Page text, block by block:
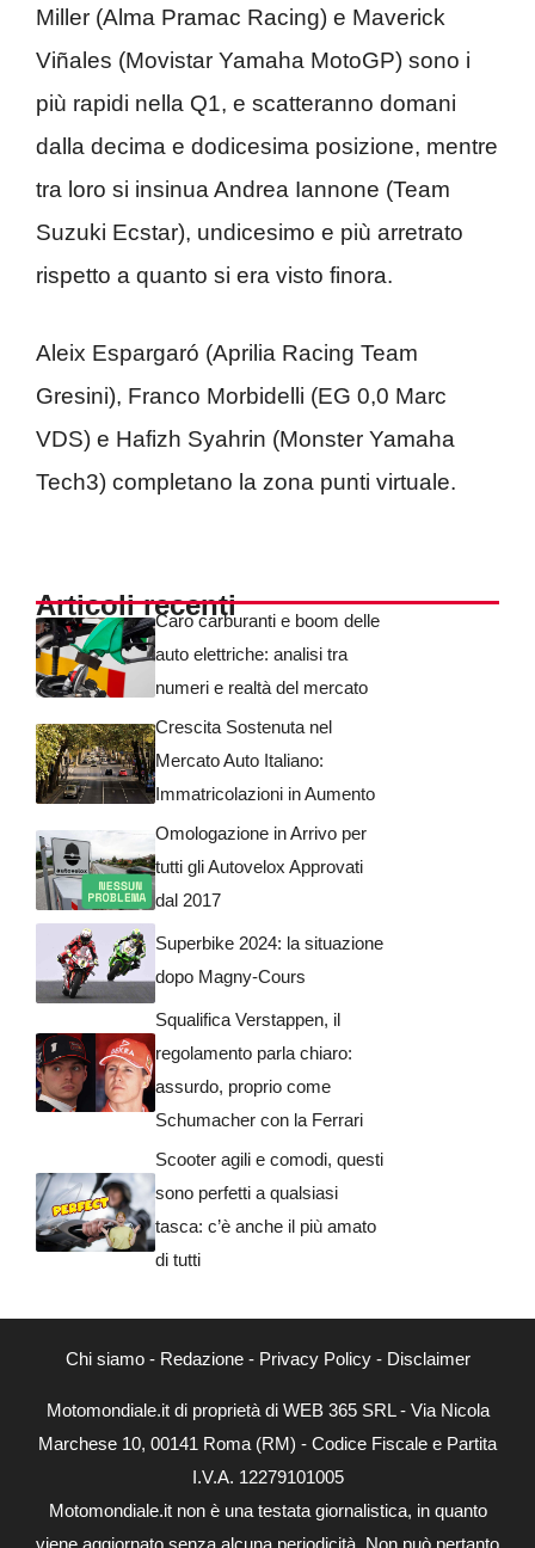
Miller (Alma Pramac Racing) e Maverick
Viñales (Movistar Yamaha MotoGP) sono i
più rapidi nella Q1, e scatteranno domani
dalla decima e dodicesima posizione, mentre
tra loro si insinua Andrea Iannone (Team
Suzuki Ecstar), undicesimo e più arretrato
rispetto a quanto si era visto finora.
Aleix Espargaró (Aprilia Racing Team
Gresini), Franco Morbidelli (EG 0,0 Marc
VDS) e Hafizh Syahrin (Monster Yamaha
Tech3) completano la zona punti virtuale.
Articoli recentiCaro carburanti e boom delle
auto elettriche: analisi tra
numeri e realtà del mercato
Crescita Sostenuta nel
Mercato Auto Italiano:
Immatricolazioni in Aumento
Omologazione in Arrivo per
tutti gli Autovelox Approvati
dal 2017
Superbike 2024: la situazione
dopo Magny-Cours
Squalifica Verstappen, il
regolamento parla chiaro:
assurdo, proprio come
Schumacher con la Ferrari
Scooter agili e comodi, questi
sono perfetti a qualsiasi
tasca: c’è anche il più amato
di tutti
Chi siamo- Redazione- Privacy Policy- Disclaimer
Motomondiale.it di proprietà di WEB 365 SRL - Via Nicola
Marchese 10, 00141 Roma (RM) - Codice Fiscale e Partita
I.V.A. 12279101005
Motomondiale.it non è una testata giornalistica, in quanto
viene aggiornato senza alcuna periodicità. Non può pertanto